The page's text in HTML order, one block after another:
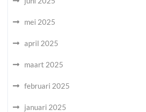
mei 2025
april 2025
maart 2025
februari 2025
januari 2025